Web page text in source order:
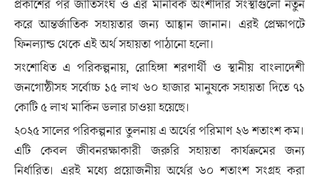
প্রকাশের পর জাতিসংঘ ও এর মানবিক অংশীদার সংস্থাগুলো নতুন
করে আন্তর্জাতিক সহায়তার জন্য আহ্বান জানান। এরই প্রেক্ষাপটে
ফিনল্যান্ড থেকে এই অর্থ সহায়তা পাঠানো হলো।
সংশোধিত এ পরিকল্পনায়, রোহিঙ্গা শরণার্থী ও স্থানীয় বাংলাদেশী
জনগোষ্ঠীসহ সর্বোচ্চ ১৫ লাখ ৬০ হাজার মানুষকে সহায়তা দিতে ৭১
কোটি ৫ লাখ মার্কিন ডলার চাওয়া হয়েছে।
২০২৫ সালের পরিকল্পনার তুলনায় এ অর্থের পরিমাণ ২৬ শতাংশ কম।
এটি কেবল জীবনরক্ষাকারী জরুরি সহায়তা কার্যক্রমের জন্য
নির্ধারিত। এরই মধ্যে প্রয়োজনীয় অর্থের ৬০ শতাংশ সংগ্রহ করা